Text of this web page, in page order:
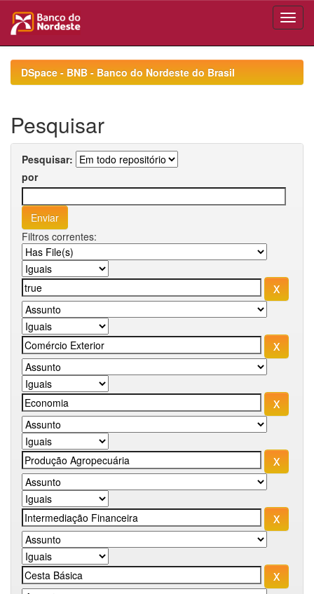
navigationDSpace - BNB - Banco do Nordeste do Brasil
Pesquisar
Pesquisar:
por
Filtros correntes: